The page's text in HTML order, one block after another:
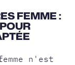
FEMME :
n'est